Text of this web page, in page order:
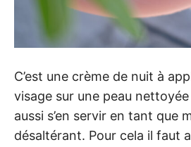
C’est une crème de nuit à
visage sur une peau
aussi s’en servir en tant que
désaltérant. Pour cela il faut